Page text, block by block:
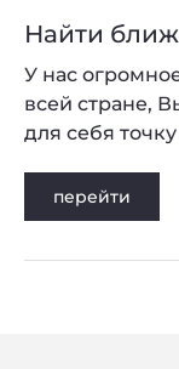
Найти
перейти
У нас
всей стране,
для себя